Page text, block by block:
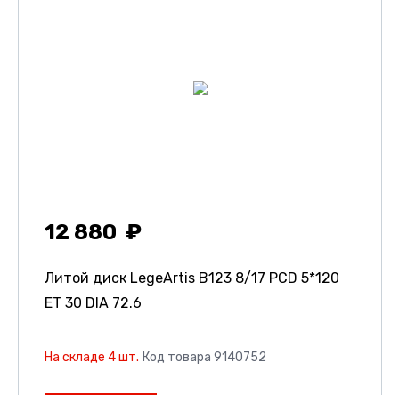
12 880
Литой диск LegeArtis B123 8/17 PCD 5*120
ET 30 DIA 72.6
На складе 4 шт. Код товара 9140752